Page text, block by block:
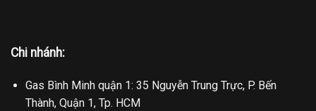
Chi nhánh:
Gas Bình Minh quận 1: 35 Nguyễn Trung Trực, P. Bến
Thành, Quận 1, Tp. HCM